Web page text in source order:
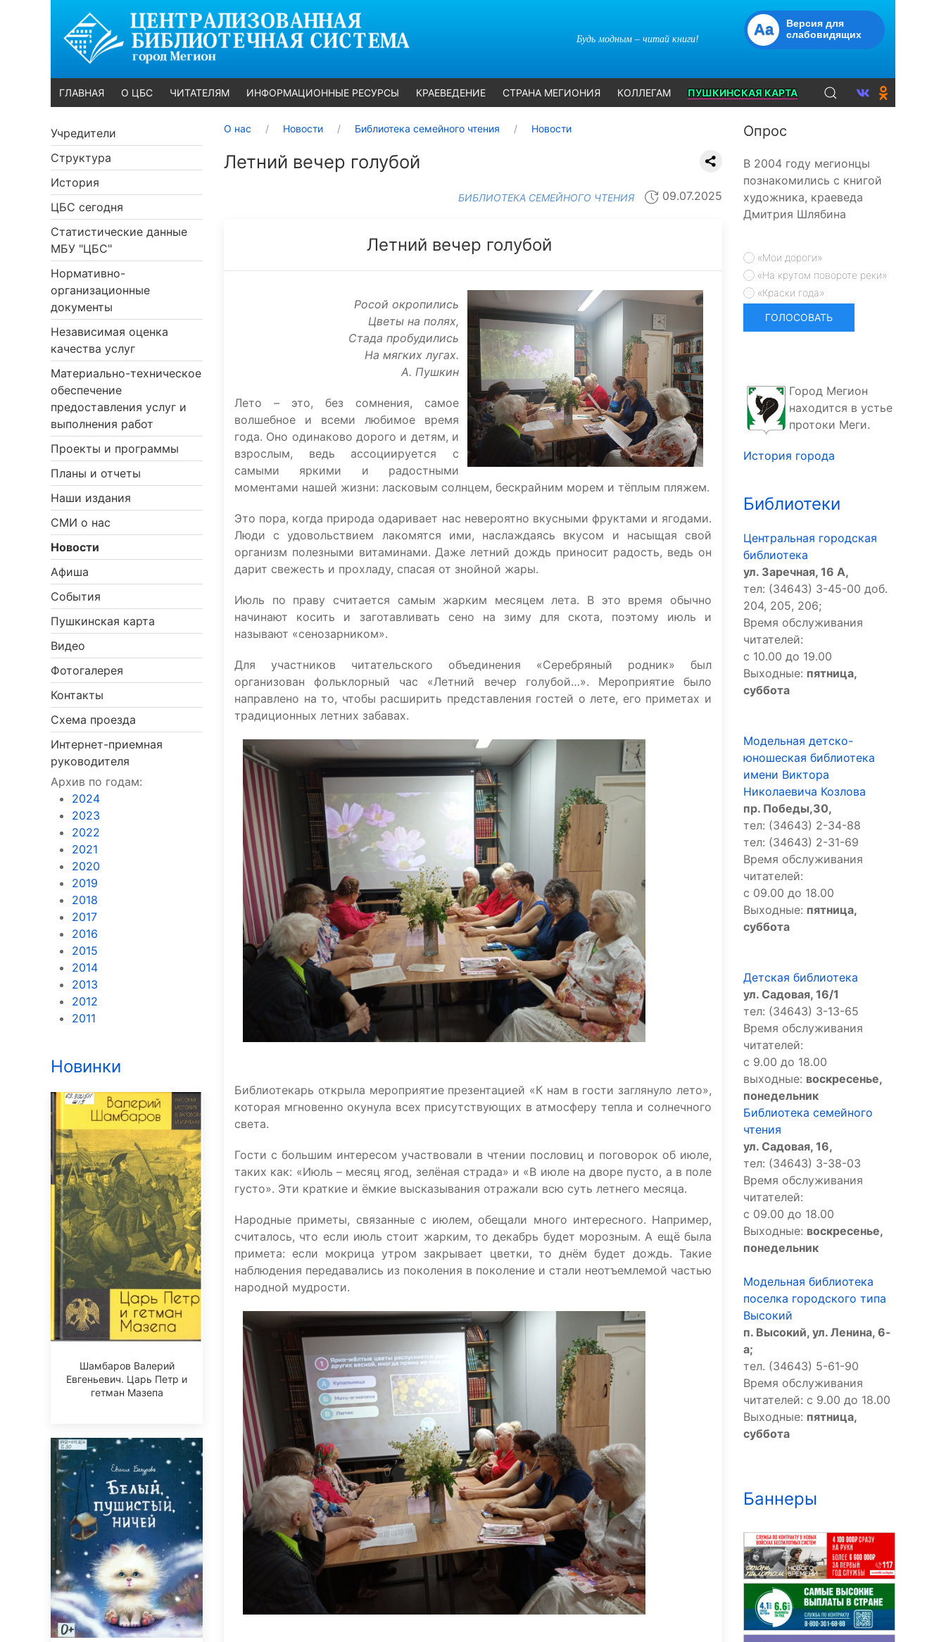
Будь модным – читай книги!
Aa
Версия для
слабовидящих
ГЛАВНАЯ О ЦБС ЧИТАТЕЛЯМ ИНФОРМАЦИОННЫЕ РЕСУРСЫ КРАЕВЕДЕНИЕ СТРАНА МЕГИОНИЯ КОЛЛЕГАМ ПУШКИНСКАЯ КАРТА
Учредители
Структура
История
ЦБС сегодня
Статистические данные
МБУ "ЦБС"
Нормативно-
организационные
документы
Независимая оценка
качества услуг
Материально-техническое
обеспечение
предоставления услуг и
выполнения работ
Проекты и программы
Планы и отчеты
Наши издания
СМИ о нас
Новости
Афиша
События
Пушкинская карта
Видео
Фотогалерея
Контакты
Схема проезда
Интернет-приемная
руководителя
Архив по годам:
2024
2023
2022
2021
2020
2019
2018
2017
2016
2015
2014
2013
2012
2011
Новинки
Шамбаров Валерий
Евгеньевич. Царь Петр и
гетман Мазепа
О нас Новости Библиотека семейного чтения Новости
Летний вечер голубой
БИБЛИОТЕКА СЕМЕЙНОГО ЧТЕНИЯ 09.07.2025
Летний вечер голубой
Росой окропились
Цветы на полях,
Стада пробудились
На мягких лугах.
А. Пушкин
Лето – это, без сомнения, самое
волшебное и всеми любимое время
года. Оно одинаково дорого и детям, и
взрослым, ведь ассоциируется с
самыми яркими и радостными
моментами нашей жизни: ласковым солнцем, бескрайним морем и тёплым пляжем.
Это пора, когда природа одаривает нас невероятно вкусными фруктами и ягодами.
Люди с удовольствием лакомятся ими, наслаждаясь вкусом и насыщая свой
организм полезными витаминами. Даже летний дождь приносит радость, ведь он
дарит свежесть и прохладу, спасая от знойной жары.
Июль по праву считается самым жарким месяцем лета. В это время обычно
начинают косить и заготавливать сено на зиму для скота, поэтому июль и
называют «сенозарником».
Для участников читательского объединения «Серебряный родник» был
организован фольклорный час «Летний вечер голубой…». Мероприятие было
направлено на то, чтобы расширить представления гостей о лете, его приметах и
традиционных летних забавах.
Библиотекарь открыла мероприятие презентацией «К нам в гости заглянуло лето»,
которая мгновенно окунула всех присутствующих в атмосферу тепла и солнечного
света.
Гости с большим интересом участвовали в чтении пословиц и поговорок об июле,
таких как: «Июль – месяц ягод, зелёная страда» и «В июле на дворе пусто, а в поле
густо». Эти краткие и ёмкие высказывания отражали всю суть летнего месяца.
Народные приметы, связанные с июлем, обещали много интересного. Например,
считалось, что если июль стоит жарким, то декабрь будет морозным. А ещё была
примета: если мокрица утром закрывает цветки, то днём будет дождь. Такие
наблюдения передавались из поколения в поколение и стали неотъемлемой частью
народной мудрости.
Опрос
В 2004 году мегионцы
познакомились с книгой
художника, краеведа
Дмитрия Шлябина
«Мои дороги»
«На крутом повороте реки»
«Краски года»
Город Мегион
находится в устье
протоки Меги.
История города
Библиотеки
Центральная городская
библиотека
ул. Заречная, 16 А,
тел: (34643) 3-45-00 доб.
204, 205, 206;
Время обслуживания
читателей:
с 10.00 до 19.00
Выходные: пятница,
суббота
Модельная детско-
юношеская библиотека
имени Виктора
Николаевича Козлова
пр. Победы,30,
тел: (34643) 2-34-88
тел: (34643) 2-31-69
Время обслуживания
читателей:
с 09.00 до 18.00
Выходные: пятница,
суббота
Детская библиотека
ул. Садовая, 16/1
тел: (34643) 3-13-65
Время обслуживания
читателей:
с 9.00 до 18.00
выходные: воскресенье,
понедельник
Библиотека семейного
чтения
ул. Садовая, 16,
тел: (34643) 3-38-03
Время обслуживания
читателей:
с 09.00 до 18.00
Выходные: воскресенье,
понедельник
Модельная библиотека
поселка городского типа
Высокий
п. Высокий, ул. Ленина, 6-
а;
тел. (34643) 5-61-90
Время обслуживания
читателей: с 9.00 до 18.00
Выходные: пятница,
суббота
Баннеры